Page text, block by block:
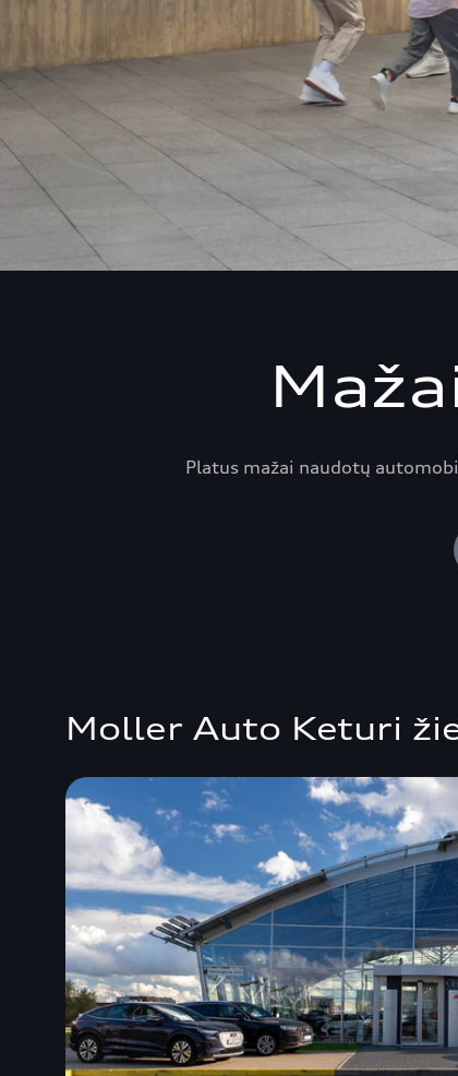
Platus mažai naudotų
Moller Auto Keturi